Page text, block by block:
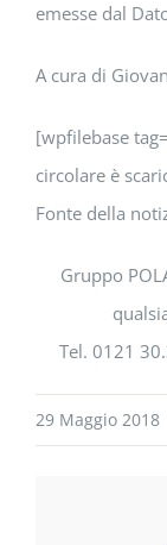
emesse dal
A cura di
[wpfilebase
circolare è
Fonte della
Gruppo
Tel. 0121
29 Maggio 2018